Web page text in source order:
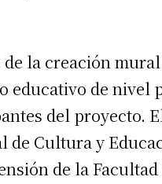
de la creación
educativo de nivel
del proyecto.
de Cultura y
de la